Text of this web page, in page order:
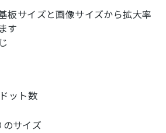
板サイズと画像サイズから拡大率
す
ット数
サイズ